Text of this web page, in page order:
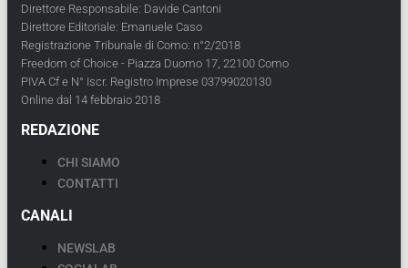
Direttore Responsabile: Davide Cantoni
Direttore Editoriale: Emanuele Caso
Registrazione Tribunale di Como: n°2/2018
Freedom of Choice - Piazza Duomo 17, 22100 Como
PIVA Cf e N° Iscr. Registro Imprese 03799020130
Online dal 14 febbraio 2018
REDAZIONE
CHI SIAMO
CONTATTI
CANALI
NEWSLAB